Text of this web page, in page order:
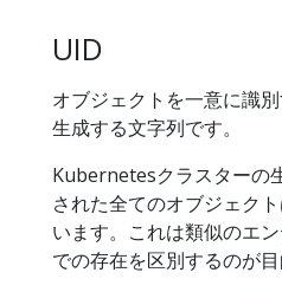
UID
オブジェクトを一意に識
生成する文字列です。
Kubernetesクラスターの
された全てのオブジェク
います。これは類似のエ
での存在を区別するのが目